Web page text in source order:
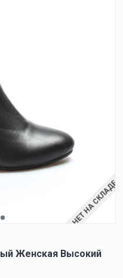
НЕТ НА СКЛАДЕ
Женская Высокий